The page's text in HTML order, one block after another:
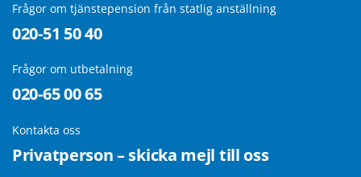
Frågor om tjänstepension från statlig anställning
020-51 50 40
Frågor om utbetalning
020-65 00 65
Kontakta oss
Privatperson – skicka mejl till oss